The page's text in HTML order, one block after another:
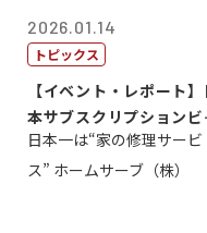
2026.01.14
トピックス
【イベント・レポート】
本サブスクリプションビ
ネス大賞20...
日本一は“家の修理サービ
ス” ホームサーブ（株）